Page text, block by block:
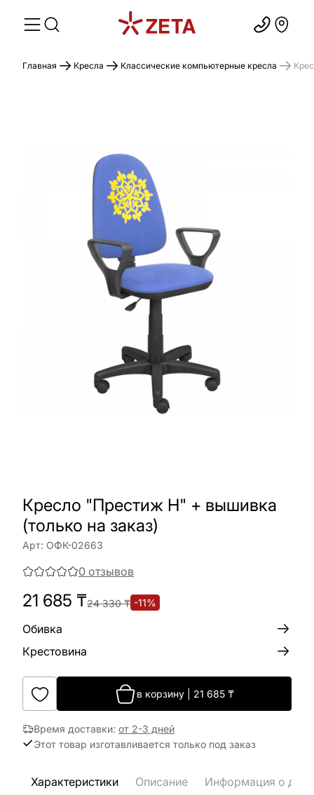
Главная Кресла Классические компьютерные кресла
Кресло "Престиж Н" + вышивка
(только на заказ)
Арт: ОФК-02663
0 отзывов
21 685 ₸24 330₸ -11%
Обивка
Крестовина
в корзину 21 685 ₸
Время доставки: от 2-3 дней
Этот товар изготавливается только под заказ
Характеристики Описание Информация о